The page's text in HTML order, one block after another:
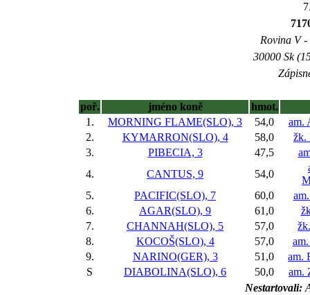
Rovina V
30000 Sk
poř. jméno koně
hmot.
1.
MORNING FLAME(SLO), 3 54,0
am.
2.
KYMARRON(SLO), 4 58,0
žk.
3.
PIBECIA, 3 47,5
4.
CANTUS, 9 54,0
5.
PACIFIC(SLO), 7 60,0
6.
AGAR(SLO), 9 61,0
7.
CHANNAH(SLO), 5 57,0
8.
KOCOŠ(SLO), 4 57,0
9.
NARINO(GER), 3 51,0
am.
S
DIABOLINA(SLO), 6 50,0
am.
Nestartovali: